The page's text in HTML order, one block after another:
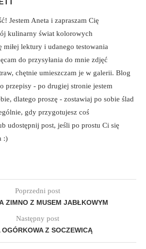
Jestem Aneta i zapraszam Cię
kulinarny świat kolorowych
miłej lektury i udanego testowania
do przysyłania do mnie zdjęć
chętnie umieszczam je w galerii. Blog
przepisy - po drugiej stronie jestem
dlatego proszę - zostawiaj po sobie ślad
gdy przygotujesz coś
udostępnij post, jeśli po prostu Ci się
:)
Poprzedni post
ZIMNO Z MUSEM JABŁKOWYM
Następny post
OGÓRKOWA Z SOCZEWICĄ